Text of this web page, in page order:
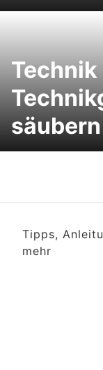
säubern
Tipps,
mehr